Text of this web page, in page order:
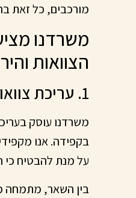
מורכבים, כל זאת
משרדנו
הצוואות
1. עריכת צוואות בהתאמה אישית
משרדנו עוסק
בקפידה. אנו
על מנת להבטיח כי
בין השאר, מתמחה